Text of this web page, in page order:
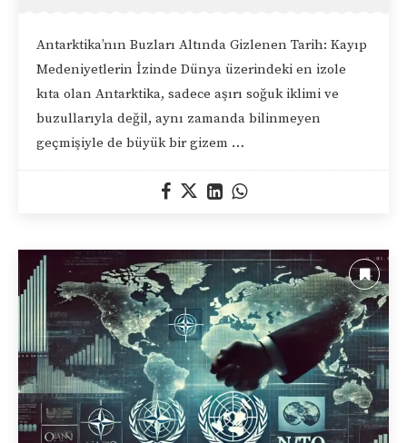
Antarktika’nın Buzları Altında Gizlenen Tarih: Kayıp
Medeniyetlerin İzinde Dünya üzerindeki en izole
kıta olan Antarktika, sadece aşırı soğuk iklimi ve
buzullarıyla değil, aynı zamanda bilinmeyen
geçmişiyle de büyük bir gizem …